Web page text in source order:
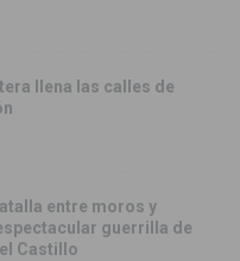
llena las calles de
entre moros y
guerrilla de
Castillo